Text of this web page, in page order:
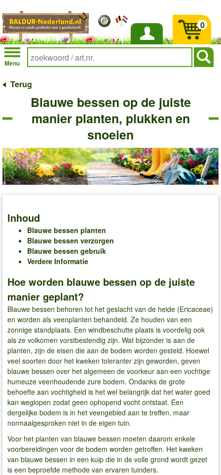
Inloggen
Menu
0
Terug
Blauwe bessen op de juiste
manier planten, plukken en
snoeien
Inhoud
Blauwe bessen planten
Blauwe bessen verzorgen
Blauwe bessen gebruik
Verdere Informatie
Hoe worden blauwe bessen op de juiste
manier geplant?
Blauwe bessen behoren tot het geslacht van de heide (Ericaceae)
en worden als veenplanten behandeld. Ze houden van een
zonnige standplaats. Een windbeschutte plaats is voordelig ook
als ze volkomen vorstbestendig zijn. Wat bijzonder is aan de
planten, zijn de eisen die aan de bodem worden gesteld. Hoewel
veel soorten door het kweken toleranter zijn geworden, geven
blauwe bessen over het algemeen de voorkeur aan een vochtige
humeuze veenhoudende zure bodem. Ondanks de grote
behoefte aan vochtigheid is het wel belangrijk dat het water goed
kan weglopen zodat geen ophopend vocht ontstaat. Een
dergelijke bodem is in het veengebied aan te treffen, maar
normaalgesproken niet in de eigen tuin.
Voor het planten van blauwe bessen moeten daarom enkele
voorbereidingen voor de bodem worden getroffen. Het kweken
van blauwe bessen in een kuip die in de volle grond wordt gezet
is een beproefde methode van ervaren tuinders.